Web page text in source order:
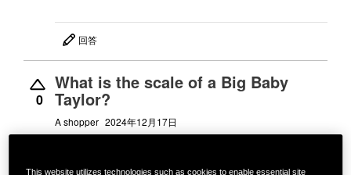
回答
0
What is the scale of a Big Baby
Taylor?
A shopper 2024年12月17日
This website utilizes technologies such as cookies to enable essential site